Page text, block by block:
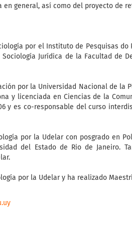
en general, así como del proyecto de
por el Instituto de Pesquisas
Jurídica de la Facultad de
por la Universidad Nacional de la
y licenciada en Ciencias de la
y es co-responsable del curso
por la Udelar con posgrado en
del Estado de Rio de Janeiro.
por la Udelar y ha realizado